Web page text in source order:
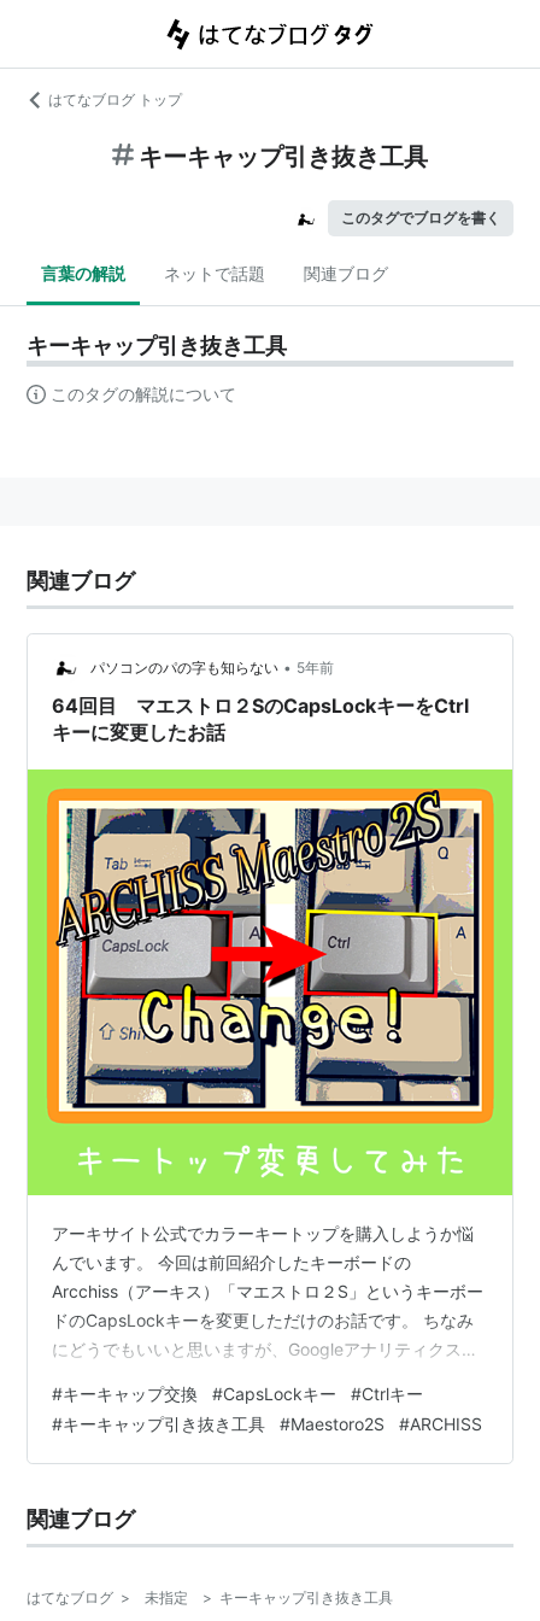
はてなブログ トップ
キーキャップ引き抜き工具
このタグでブログを書く
言葉の解説 ネットで話題 関連ブログ
キーキャップ引き抜き工具
このタグの解説について
関連ブログ
パソコンのパの字も知らない • 5年前
64回目 マエストロ２SのCapsLockキーをCtrl
キーに変更したお話
アーキサイト公式でカラーキートップを購入しようか悩
んでいます。 今回は前回紹介したキーボードの
Arcchiss（アーキス）「マエストロ２S」というキーボー
ドのCapsLockキーを変更しただけのお話です。 ちなみ
にどうでもいいと思いますが、Googleアナリティクスに
ェア」カテゴリの中で↓この『Maestoro2S』について書
いた記事です。 hajaks.hatenablog.jp 〇ほかのキーボー
ドの操作時に影響するHHKBキーボードのCtrlキー HHKB
キーの上の段に位置するキーがC…
#キーキャップ交換 #CapsLockキー #Ctrlキー
#キーキャップ引き抜き工具 #Maestoro2S #ARCHISS
関連ブログ
はてなブログ > 未指定 > キーキャップ引き抜き工具